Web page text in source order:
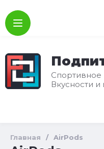
Спортивное
Вкусности
Главная / AirPods